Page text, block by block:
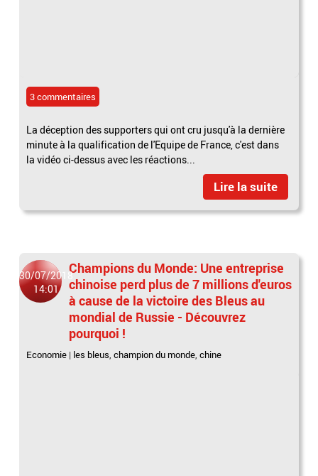
3 commentaires
La déception des supporters qui ont cru jusqu'à la dernière
minute à la qualification de l'Equipe de France, c'est dans
la vidéo ci-dessus avec les réactions...
Lire la suite
30/07/2018
14:01
Champions du Monde: Une entreprise
chinoise perd plus de 7 millions d'euros
à cause de la victoire des Bleus au
mondial de Russie - Découvrez
pourquoi !
Economie | les bleus,champion du monde,chine